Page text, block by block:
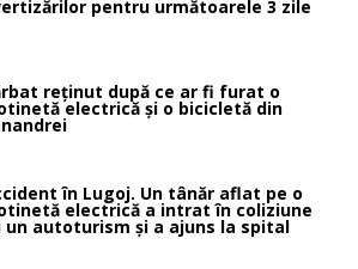
pentru următoarele 3 zile
reținut după ce ar fi furat o
electrică și o bicicletă din
în Lugoj. Un tânăr aflat pe o
electrică a intrat în coliziune
un autoturism și a ajuns la spital